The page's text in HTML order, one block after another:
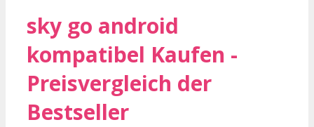
sky go android
kompatibel Kaufen -
Preisvergleich der
Bestseller